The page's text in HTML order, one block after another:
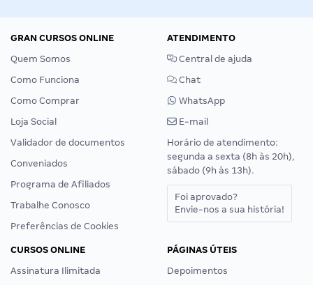
GRAN CURSOS ONLINE
Quem Somos
Como Funciona
Como Comprar
Loja Social
Validador de documentos
Conveniados
Programa de Afiliados
Trabalhe Conosco
Preferências de Cookies
ATENDIMENTO
Central de ajuda
Chat
WhatsApp
E-mail
Horário de atendimento:
segunda a sexta (8h às 20h),
sábado (9h às 13h).
Foi aprovado?
Envie-nos a sua história!
CURSOS ONLINE
Assinatura Ilimitada
PÁGINAS ÚTEIS
Depoimentos